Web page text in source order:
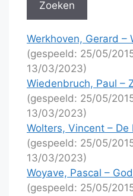
Werkhoven, Gerard –
(gespeeld: 25/05/
13/03/2023)
Wiedenbruch, Paul –
(gespeeld: 25/05/
13/03/2023)
Wolters, Vincent – De
(gespeeld: 25/05/
13/03/2023)
Woyave, Pascal –
(gespeeld: 25/05/